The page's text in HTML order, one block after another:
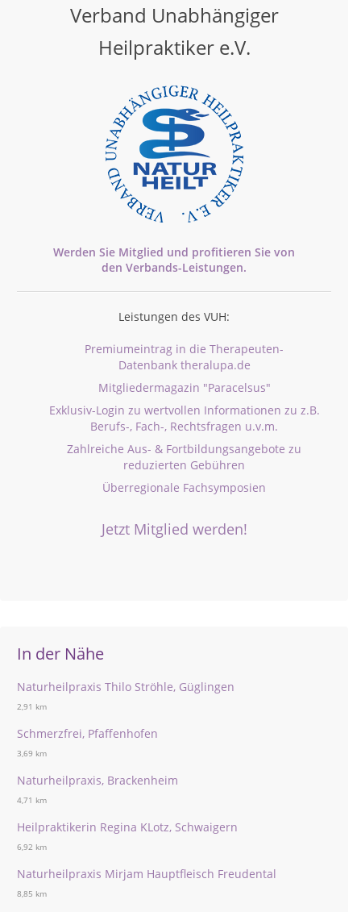
Verband Unabhängiger
Heilpraktiker e.V.
Werden Sie Mitglied und profitieren Sie von
den Verbands-Leistungen.
Leistungen des VUH:
Premiumeintrag in die Therapeuten-
Datenbank theralupa.de
Mitgliedermagazin "Paracelsus"
Exklusiv-Login zu wertvollen Informationen zu z.B.
Berufs-, Fach-, Rechtsfragen u.v.m.
Zahlreiche Aus- & Fortbildungsangebote zu
reduzierten Gebühren
Überregionale Fachsymposien
Jetzt Mitglied werden!
In der Nähe
Naturheilpraxis Thilo Ströhle, Güglingen
2,91 km
Schmerzfrei, Pfaffenhofen
3,69 km
Naturheilpraxis, Brackenheim
4,71 km
Heilpraktikerin Regina KLotz, Schwaigern
6,92 km
Naturheilpraxis Mirjam Hauptfleisch Freudental
8,85 km